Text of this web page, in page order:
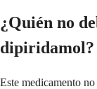
¿Quién no
dipiridamol?
Este medicamento